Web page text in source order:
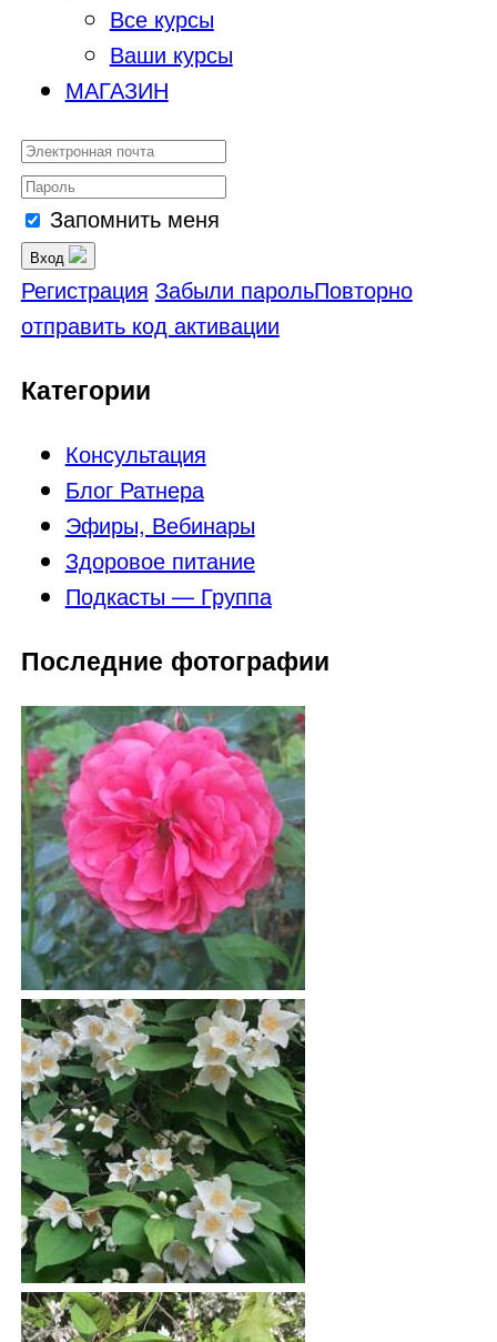
Все курсы
Ваши курсы
МАГАЗИН
Запомнить меня
Вход
Регистрация Забыли парольПовторно
отправить код активации
Категории
Консультация
Блог Ратнера
Эфиры, Вебинары
Здоровое питание
Подкасты — Группа
Последние фотографии